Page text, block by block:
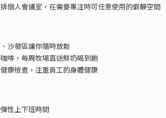
個人會議室，在需要專注時可任意使用的僻靜空間
沙發區讓你隨時放鬆
啡，每周牧場直送鮮奶喝到飽
康檢查，注重員工的身體健康
性上下班時間